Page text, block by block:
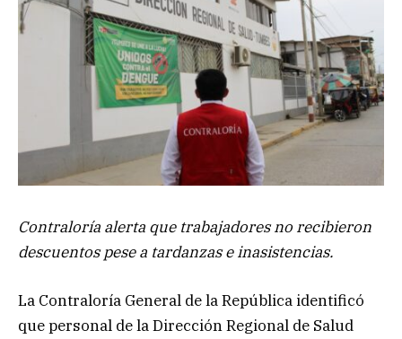
Contraloría alerta que trabajadores no recibieron
descuentos pese a tardanzas e inasistencias.
La Contraloría General de la República identificó
que personal de la Dirección Regional de Salud